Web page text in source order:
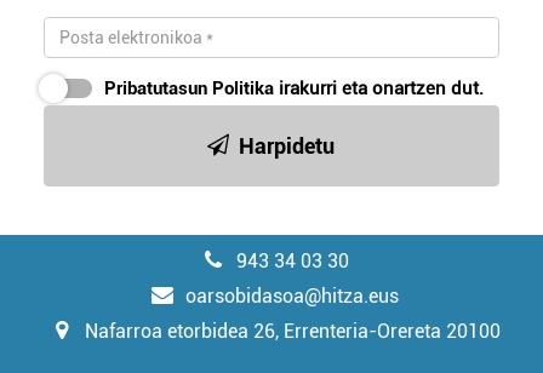
Pribatutasun Politika irakurri eta onartzen dut.
Harpidetu
943 34 03 30
oarsobidasoa@hitza.eus
Nafarroa etorbidea 26, Errenteria-Orereta 20100